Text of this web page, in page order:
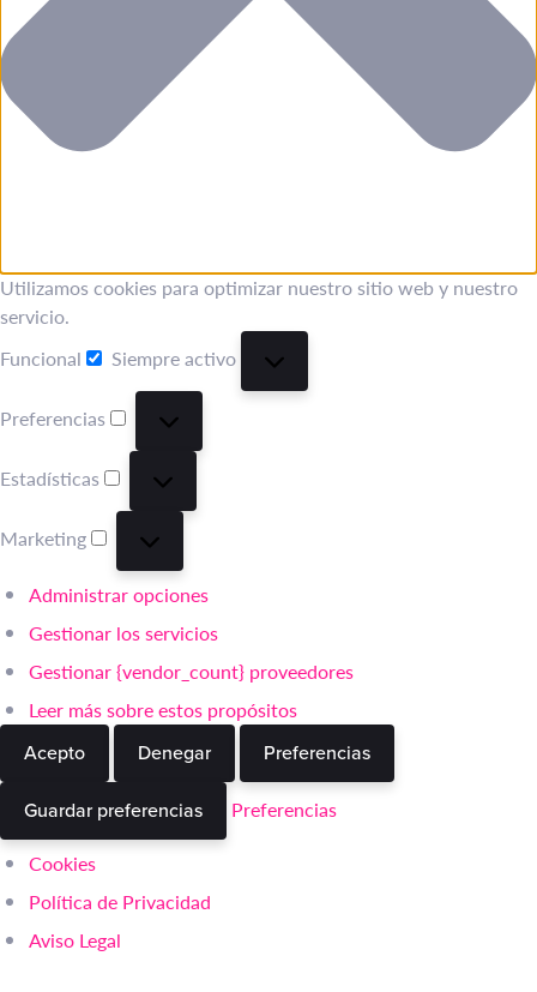
Utilizamos cookies para optimizar nuestro sitio web y nuestro
servicio.
Funcional
Funcional
Siempre activo
Preferencias
Estadísticas
Marketing
Administrar opciones
Gestionar los servicios
Gestionar {vendor_count} proveedores
Leer más sobre estos propósitos
Acepto
Denegar Preferencias
Guardar preferencias
Preferencias
Cookies
Política de Privacidad
Aviso Legal